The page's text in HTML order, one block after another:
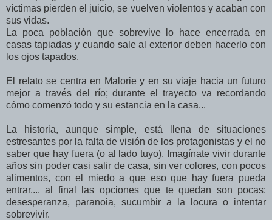
víctimas pierden el juicio, se vuelven violentos y acaban con
sus vidas.
La poca población que sobrevive lo hace encerrada en
casas tapiadas y cuando sale al exterior deben hacerlo con
los ojos tapados.
El relato se centra en Malorie y en su viaje hacia un futuro
mejor a través del río; durante el trayecto va recordando
cómo comenzó todo y su estancia en la casa...
La historia, aunque simple, está llena de situaciones
estresantes por la falta de visión de los protagonistas y el no
saber que hay fuera (o al lado tuyo). Imagínate vivir durante
años sin poder casi salir de casa, sin ver colores, con pocos
alimentos, con el miedo a que eso que hay fuera pueda
entrar.... al final las opciones que te quedan son pocas:
desesperanza, paranoia, sucumbir a la locura o intentar
sobrevivir.